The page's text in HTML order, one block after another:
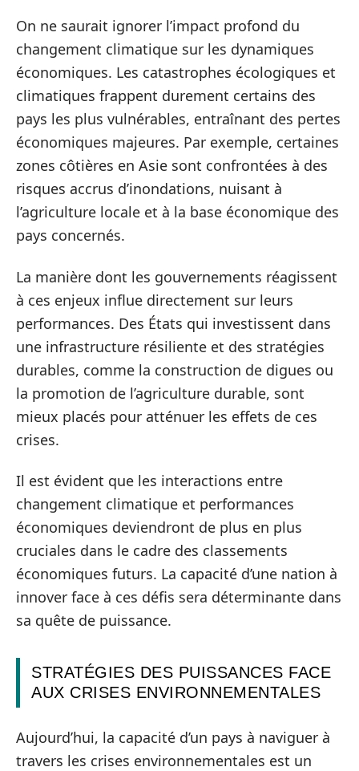
On ne saurait ignorer l’impact profond du
changement climatique sur les dynamiques
économiques. Les catastrophes écologiques et
climatiques frappent durement certains des
pays les plus vulnérables, entraînant des pertes
économiques majeures. Par exemple, certaines
zones côtières en Asie sont confrontées à des
risques accrus d’inondations, nuisant à
l’agriculture locale et à la base économique des
pays concernés.
La manière dont les gouvernements réagissent
à ces enjeux influe directement sur leurs
performances. Des États qui investissent dans
une infrastructure résiliente et des stratégies
durables, comme la construction de digues ou
la promotion de l’agriculture durable, sont
mieux placés pour atténuer les effets de ces
crises.
Il est évident que les interactions entre
changement climatique et performances
économiques deviendront de plus en plus
cruciales dans le cadre des classements
économiques futurs. La capacité d’une nation à
innover face à ces défis sera déterminante dans
sa quête de puissance.
STRATÉGIES DES PUISSANCES FACE
AUX CRISES ENVIRONNEMENTALES
Aujourd’hui, la capacité d’un pays à naviguer à
travers les crises environnementales est un